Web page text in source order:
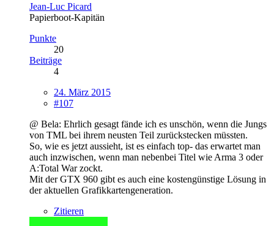
Jean-Luc Picard
Papierboot-Kapitän
Punkte
20
Beiträge
4
24. März 2015
#107
@ Bela: Ehrlich gesagt fände ich es unschön, wenn die Jungs
von TML bei ihrem neusten Teil zurückstecken müssten.
So, wie es jetzt aussieht, ist es einfach top- das erwartet man
auch inzwischen, wenn man nebenbei Titel wie Arma 3 oder
A:Total War zockt.
Mit der GTX 960 gibt es auch eine kostengünstige Lösung in
der aktuellen Grafikkartengeneration.
Zitieren